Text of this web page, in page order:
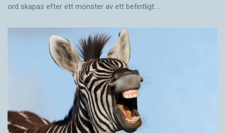
ord skapas efter ett mönster av ett befintligt.…